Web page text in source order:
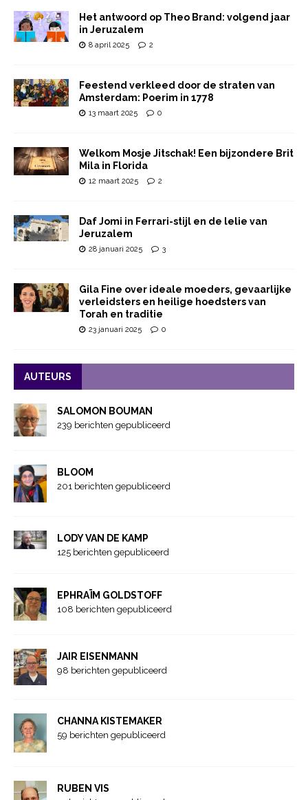
Het antwoord op Theo Brand: volgend jaar
in Jeruzalem
8 april 2025 2
Feestend verkleed door de straten van
Amsterdam: Poerim in 1778
13 maart 2025 0
Welkom Mosje Jitschak! Een bijzondere Brit
Mila in Florida
12 maart 2025 2
Daf Jomi in Ferrari-stijl en de lelie van
Jeruzalem
28 januari 2025 3
Gila Fine over ideale moeders, gevaarlijke
verleidsters en heilige hoedsters van
Torah en traditie
23 januari 2025 0
AUTEURS
SALOMON BOUMAN
239 berichten gepubliceerd
BLOOM
201 berichten gepubliceerd
LODY VAN DE KAMP
125 berichten gepubliceerd
EPHRAÏM GOLDSTOFF
108 berichten gepubliceerd
JAIR EISENMANN
98 berichten gepubliceerd
CHANNA KISTEMAKER
59 berichten gepubliceerd
RUBEN VIS